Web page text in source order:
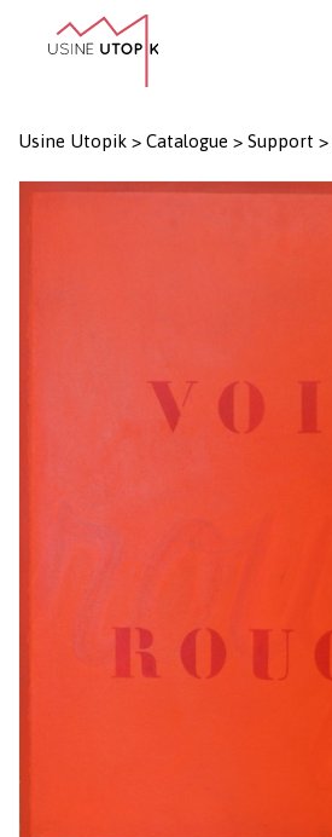
Panier
Usine Utopik > Catalogue > Support >